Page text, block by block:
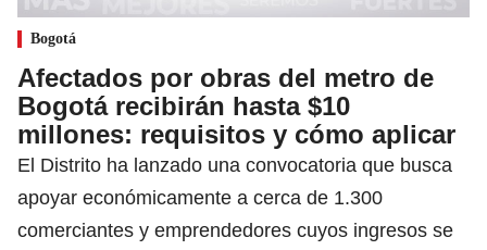
Bogotá
Afectados por obras del metro de
Bogotá recibirán hasta $10
millones: requisitos y cómo aplicar
El Distrito ha lanzado una convocatoria que busca
apoyar económicamente a cerca de 1.300
comerciantes y emprendedores cuyos ingresos se